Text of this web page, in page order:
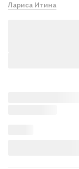
Лариса Итина